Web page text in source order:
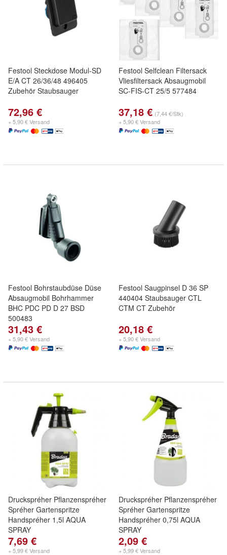
Festool Steckdose Modul-SD
E/A CT 26/36/48 496405
Zubehör Staubsauger
72,96 €
+ 5,90 € Versand
Festool Selfclean Filtersack
Vliesfiltersack Absaugmobil
SC-FIS-CT 25/5 577484
37,18 € (7,44 €/Stk)
+ 5,90 € Versand
Festool Bohrstaubdüse Düse
Absaugmobil Bohrhammer
BHC PDC PD D 27 BSD
500483
31,43 €
+ 5,90 € Versand
Festool Saugpinsel D 36 SP
440404 Staubsauger CTL
CTM CT Zubehör
20,18 €
+ 5,90 € Versand
Druckspréher Pflanzenspréher
Spréher Gartenspritze
Handspréher 1,5l AQUA
SPRAY
7,69 €
+ 5,99 € Versand
Druckspréher Pflanzenspréher
Spréher Gartenspritze
Handspréher 0,75l AQUA
SPRAY
2,09 €
+ 5,99 € Versand